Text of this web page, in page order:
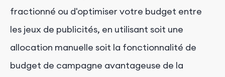
fractionné ou d'optimiser votre budget entre
les jeux de publicités, en utilisant soit une
allocation manuelle soit la fonctionnalité de
budget de campagne avantageuse de la